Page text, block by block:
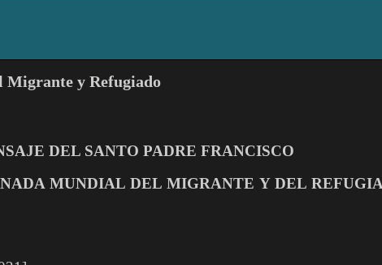
Migrante y Refugiado
DEL SANTO PADRE FRANCISCO
MUNDIAL DEL MIGRANTE Y DEL